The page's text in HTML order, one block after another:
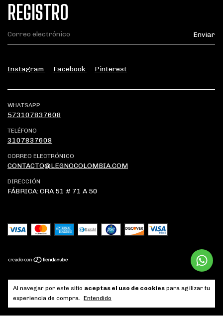
Al navegar por este sitio aceptas el uso de cookies para agilizar tu
experiencia de compra. Entendido
REGISTRO
Instagram Facebook Pinterest
WHATSAPP
573107837608
TELÉFONO
3107837608
CORREO ELECTRÓNICO
CONTACTO@LEGNOCOLOMBIA.COM
DIRECCIÓN
FÁBRICA: CRA 51 # 71 A 50